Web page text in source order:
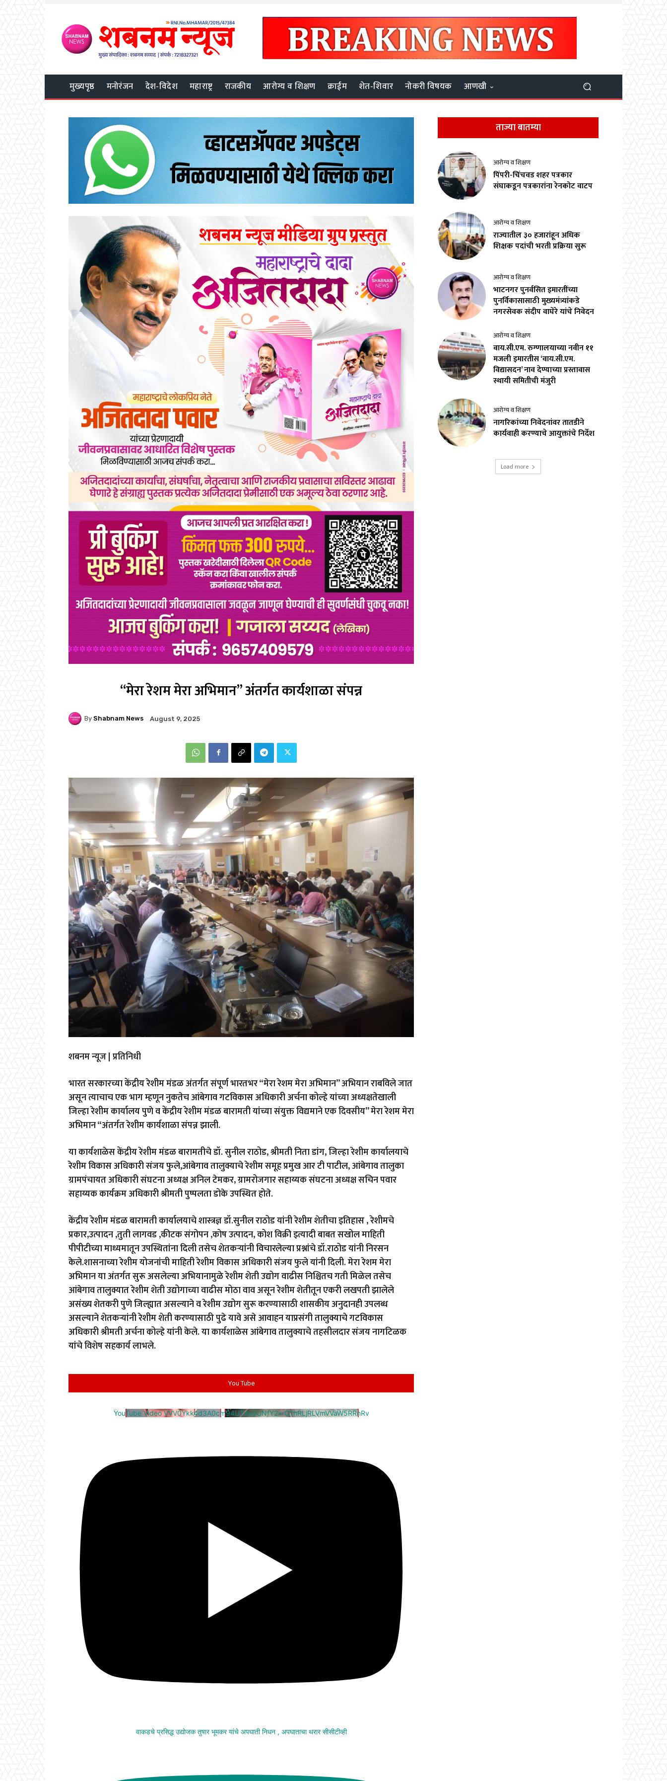
मुख्यपृष्ठ मनोरंजन देश-विदेश महाराष्ट्र राजकीय आरोग्य व शिक्षण क्राईम शेत-शिवार नोकरी विषयक आणखी
“मेरा रेशम मेरा अभिमान” अंतर्गत कार्यशाळा संपन्न
By Shabnam News August 9, 2025
शबनम न्यूज | प्रतिनिधी
भारत सरकारच्या केंद्रीय रेशीम मंडळ अंतर्गत संपूर्ण भारतभर “मेरा रेशम मेरा अभिमान” अभियान राबविले जात
असून त्याचाच एक भाग म्हणून नुकतेच आंबेगाव गटविकास अधिकारी अर्चना कोल्हे यांच्या अध्यक्षतेखाली
जिल्हा रेशीम कार्यालय पुणे व केंद्रीय रेशीम मंडळ बारामती यांच्या संयुक्त विद्यमाने एक दिवसीय” मेरा रेशम मेरा
अभिमान “अंतर्गत रेशीम कार्यशाळा संपन्न झाली.
या कार्यशाळेस केंद्रीय रेशीम मंडळ बारामतीचे डॉ. सुनील राठोड, श्रीमती निता डांग, जिल्हा रेशीम कार्यालयाचे
रेशीम विकास अधिकारी संजय फुले,आंबेगाव तालुक्याचे रेशीम समूह प्रमुख आर टी पाटील, आंबेगाव तालुका
ग्रामपंचायत अधिकारी संघटना अध्यक्ष अनिल टेमकर, ग्रामरोजगार सहाय्यक संघटना अध्यक्ष सचिन पवार
सहाय्यक कार्यक्रम अधिकारी श्रीमती पुष्पलता डोके उपस्थित होते.
केंद्रीय रेशीम मंडळ बारामती कार्यालयाचे शास्त्रज्ञ डॉ.सुनील राठोड यांनी रेशीम शेतीचा इतिहास , रेशीमचे
प्रकार,उत्पादन ,तुती लागवड ,कीटक संगोपन ,कोष उत्पादन, कोश विक्री इत्यादी बाबत सखोल माहिती
पीपीटीच्या माध्यमातून उपस्थितांना दिली तसेच शेतकऱ्यांनी विचारलेल्या प्रश्नांचे डॉ.राठोड यांनी निरसन
केले.शासनाच्या रेशीम योजनांची माहिती रेशीम विकास अधिकारी संजय फुले यांनी दिली. मेरा रेशम मेरा
अभिमान या अंतर्गत सुरू असलेल्या अभियानामुळे रेशीम शेती उद्योग वाढीस निश्चितच गती मिळेल तसेच
आंबेगाव तालुक्यात रेशीम शेती उद्योगाच्या वाढीस मोठा वाव असून रेशीम शेतीतून एकरी लखपती झालेले
असंख्य शेतकरी पुणे जिल्ह्यात असल्याने व रेशीम उद्योग सुरू करण्यासाठी शासकीय अनुदानही उपलब्ध
असल्याने शेतकऱ्यांनी रेशीम शेती करण्यासाठी पुढे यावे असे आवाहन याप्रसंगी तालुक्याचे गटविकास
अधिकारी श्रीमती अर्चना कोल्हे यांनी केले.या कार्यशाळेस आंबेगाव तालुक्याचे तहसीलदार संजय नागटिळक
यांचे विशेष सहकार्य लाभले.
You Tube
YouTube Video VVV0Ykk4d3A0cm94U1VaQUNfY2xrQ1hRLjRLVmVVaW5RRnRv
वाकडचे प्रसिद्ध उद्योजक तुषार भूमकर यांचे अपघाती निधन , अपघाताचा थरार सीसीटीव्ही
ताज्या बातम्या
आरोग्य व शिक्षण
पिंपरी-चिंचवड शहर पत्रकार
संघाकडून पत्रकारांना रेनकोट वाटप
आरोग्य व शिक्षण
राज्यातील ३० हजारांहून अधिक
शिक्षक पदांची भरती प्रक्रिया सुरू
आरोग्य व शिक्षण
भाटनगर पुनर्वसित इमारतींच्या
पुनर्विकासासाठी मुख्यमंत्र्यांकडे
नगरसेवक संदीप वाघेरे यांचे निवेदन
आरोग्य व शिक्षण
वाय.सी.एम. रुग्णालयाच्या नवीन ११
मजली इमारतीस ‘वाय.सी.एम.
विद्यासदन’ नाव देण्याच्या प्रस्तावास
स्थायी समितीची मंजुरी
आरोग्य व शिक्षण
नागरिकांच्या निवेदनांवर तातडीने
कार्यवाही करण्याचे आयुक्तांचे निर्देश
Load more